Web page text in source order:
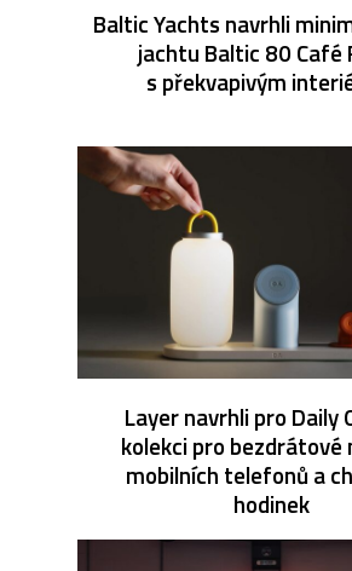
Baltic Yachts navrhli
jachtu Baltic 80 Café
s překvapivým
Layer navrhli pro Daily
kolekci pro bezdrátové
mobilních telefonů a
hodinek